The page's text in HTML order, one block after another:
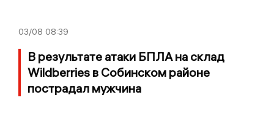
03/08 08:39
В результате атаки БПЛА на склад
Wildberries в Собинском районе
пострадал мужчина